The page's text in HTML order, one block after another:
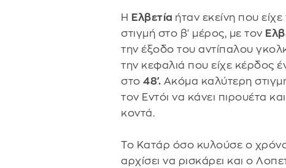
Η Ελβετία ήταν εκείνη που
στιγμή στο β' μέρος, με τον
την έξοδο του αντίπαλου
την κεφαλιά που είχε κέρδος
στο 48'. Ακόμα καλύτερη
τον Εντόι να κάνει πιρουέτα
κοντά.
Το Κατάρ όσο κυλούσε ο
αρχίσει να ρισκάρει και ο